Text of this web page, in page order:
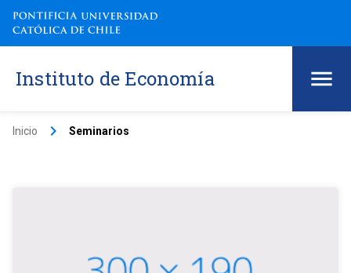
Instituto de Economía
Inicio keyboard_arrow_right Seminarios